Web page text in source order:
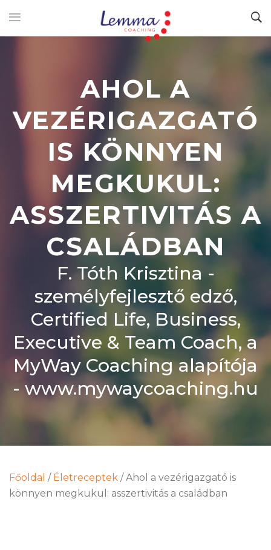
AHOL A
VEZÉRIGAZGATÓ
IS KÖNNYEN
MEGKUKUL:
ASSZERTIVITÁS A
CSALÁDBAN
F. Tóth Krisztina -
személyfejlesztő edző,
Certified Life, Business,
Executive & Team Coach, a
MyWay Coaching alapítója
- www.mywaycoaching.hu
Főoldal / Életreceptek / Ahol a vezérigazgató is
könnyen megkukul: asszertivitás a családban